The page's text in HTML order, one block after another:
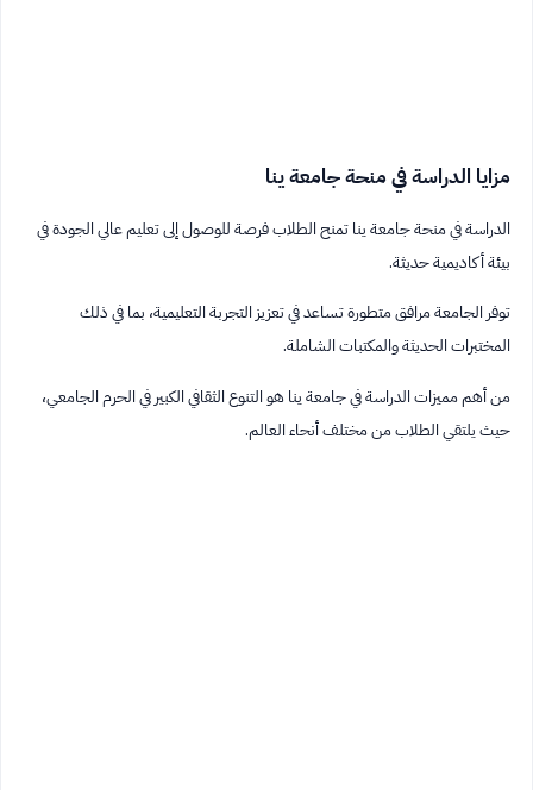
مزايا الدراسة في منحة جامعة ينا
الدراسة في منحة جامعة ينا تمنح الطلاب فرصة للوصول إلى تعليم عالي الجودة في
بيئة أكاديمية حديثة.
توفر الجامعة مرافق متطورة تساعد في تعزيز التجربة التعليمية، بما في ذلك
المختبرات الحديثة والمكتبات الشاملة.
من أهم مميزات الدراسة في جامعة ينا هو التنوع الثقافي الكبير في الحرم الجامعي،
حيث يلتقي الطلاب من مختلف أنحاء العالم.